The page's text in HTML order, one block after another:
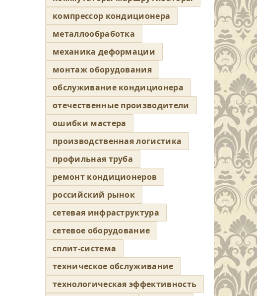
компрессор кондиционера
металлообработка
механика деформации
монтаж оборудования
обслуживание кондиционера
отечественные производители
ошибки мастера
производственная логистика
профильная труба
ремонт кондиционеров
российский рынок
сетевая инфраструктура
сетевое оборудование
сплит-система
техническое обслуживание
технологическая эффективность